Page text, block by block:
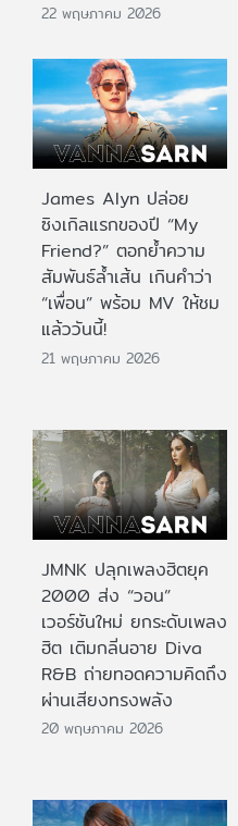
22 พฤษภาคม 2026
James Alyn ปล่อย
ซิงเกิลแรกของปี “My
Friend?” ตอกย้ำความ
สัมพันธ์ล้ำเส้น เกินคำว่า
“เพื่อน” พร้อม MV ให้ชม
แล้ววันนี้!
21 พฤษภาคม 2026
JMNK ปลุกเพลงฮิตยุค
2000 ส่ง “วอน”
เวอร์ชันใหม่ ยกระดับเพลง
ฮิต เติมกลิ่นอาย Diva
R&B ถ่ายทอดความคิดถึง
ผ่านเสียงทรงพลัง
20 พฤษภาคม 2026